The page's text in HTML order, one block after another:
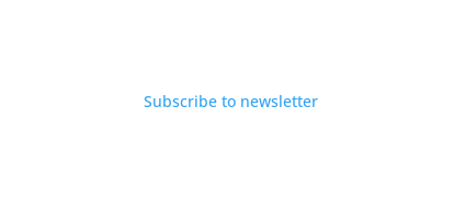
Subscribe to newsletter